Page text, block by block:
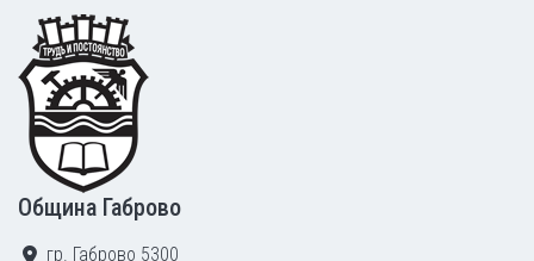
Footer
Община Габрово
гр. Габрово 5300